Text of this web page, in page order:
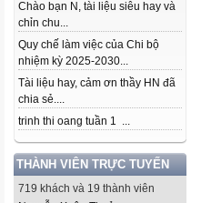
Chào bạn N, tài liệu siêu hay và
chỉn chu...
Quy chế làm việc của Chi bộ
nhiệm kỳ 2025-2030...
Tài liệu hay, cảm ơn thầy HN đã
chia sẻ....
trinh thi oang tuần 1 ...
THÀNH VIÊN TRỰC TUYẾN
719 khách và 19 thành viên